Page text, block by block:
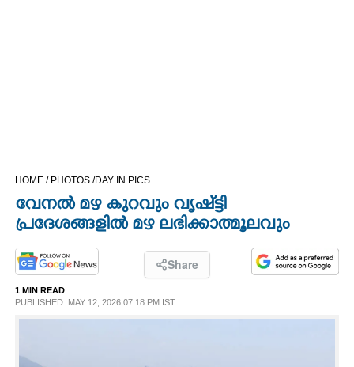
HOME / PHOTOS /DAY IN PICS
വേനൽ മഴ കുറവും വൃഷ്‌ട്ടി
പ്രദേശങ്ങളിൽ മഴ ലഭിക്കാത്മൂലവും
Share
1 MIN READ
PUBLISHED: MAY 12, 2026 07:18 PM IST